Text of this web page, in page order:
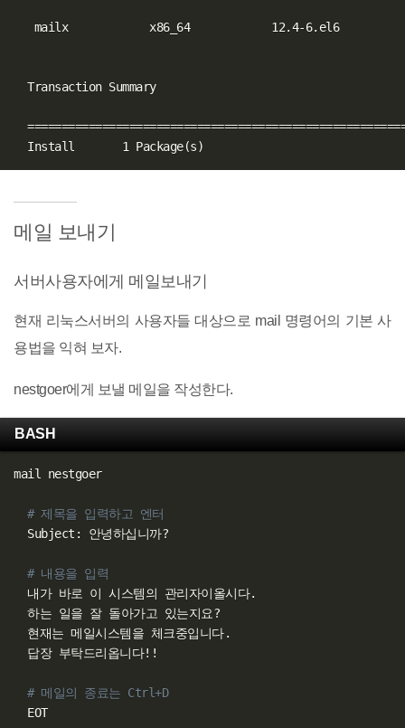
mailx            x86_64            12.4-6.el6
  Transaction Summary
======================================================
  Install       1 Package
(s)
메일 보내기
서버사용자에게 메일보내기
현재 리눅스서버의 사용자들 대상으로 mail 명령어의 기본 사
용법을 익혀 보자.
nestgoer에게 보낼 메일을 작성한다.
BASH
mail nestgoer
# 제목을 입력하고 엔터
  Subject: 안녕하십니까?
# 내용을 입력
  내가 바로 이 시스템의 관리자이올시다.
  하는 일을 잘 돌아가고 있는지요?
  현재는 메일시스템을 체크중입니다.
  답장 부탁드리옵니다
! !
# 메일의 종료는 Ctrl+D
  EOT